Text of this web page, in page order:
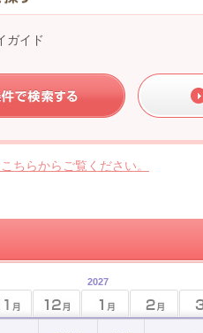
ガイド
ちらからご覧ください。
2027